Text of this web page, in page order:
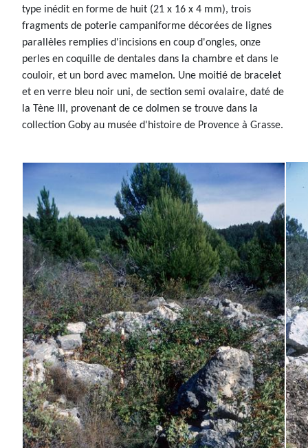
type inédit en forme de huit (21 x 16 x 4 mm), trois
fragments de poterie campaniforme décorées de lignes
parallèles remplies d'incisions en coup d'ongles, onze
perles en coquille de dentales dans la chambre et dans le
couloir, et un bord avec mamelon. Une moitié de bracelet
et en verre bleu noir uni, de section semi ovalaire, daté de
la Tène III, provenant de ce dolmen se trouve dans la
collection Goby au musée d'histoire de Provence à Grasse.